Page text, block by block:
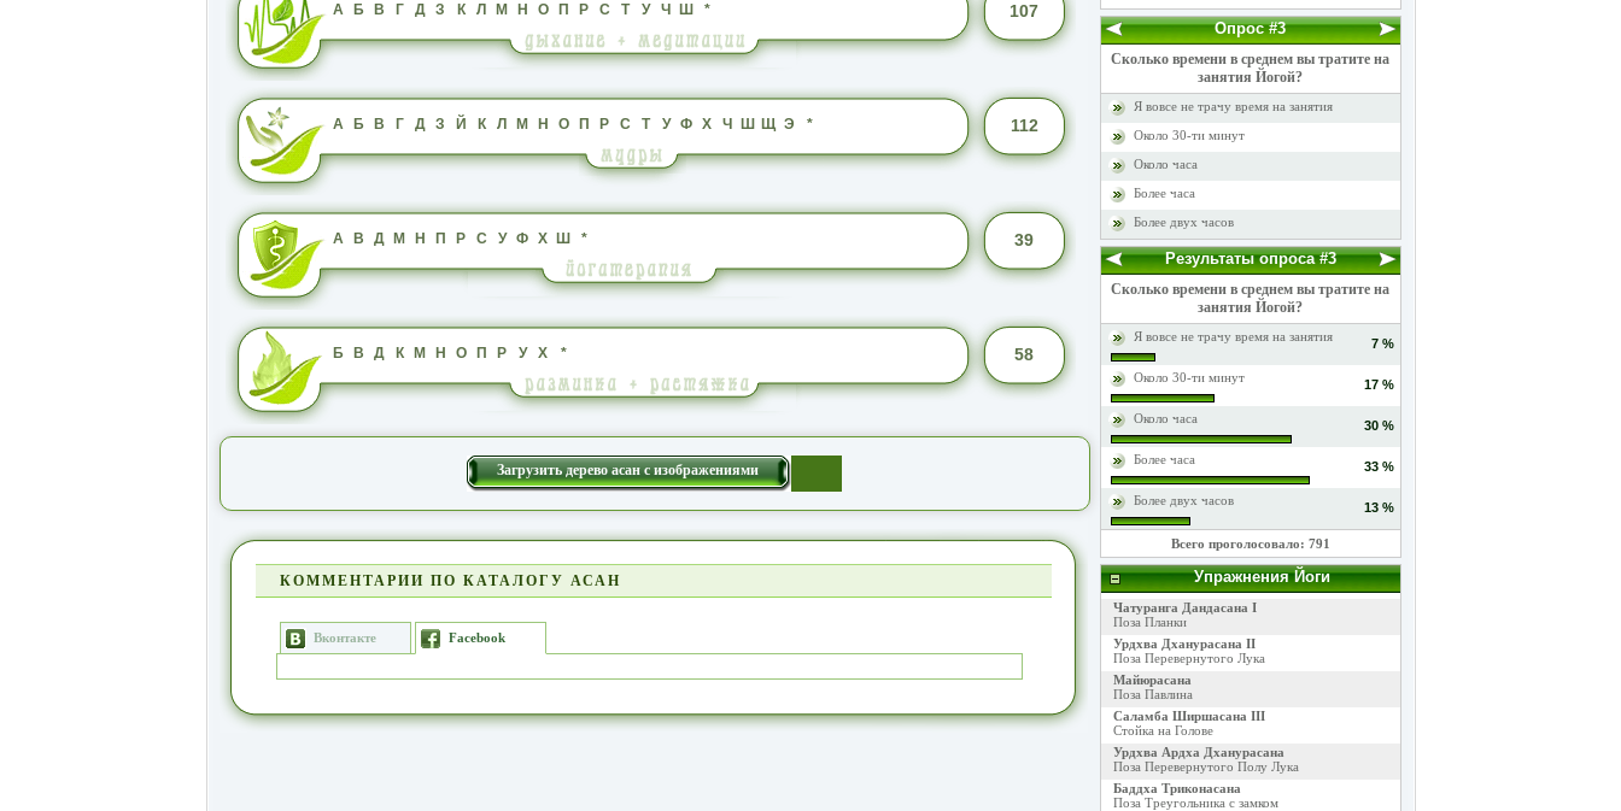
А Б В Г Д З К Л М Н О П Р С Т У Ч Ш * 107
А Б В Г Д З Й К Л М Н О П Р С Т У Ф Х Ч Ш Щ Э * 112
А В Д М Н П Р С У Ф Х Ш * 39
Б В Д К М Н О П Р У Х * 58
Загрузить дерево асан с изображениями
КОММЕНТАРИИ ПО КАТАЛОГУ АСАН
Вконтакте Facebook
Опрос #3
Сколько времени в среднем вы тратите на
занятия Йогой?
Я вовсе не трачу время на занятия
Около 30-ти минут
Около часа
Более часа
Более двух часов
Результаты опроса #3
Сколько времени в среднем вы тратите на
занятия Йогой?
Я вовсе не трачу время на занятия 7 %
Около 30-ти минут 17 %
Около часа 30 %
Более часа 33 %
Более двух часов 13 %
Всего проголосовало: 791
Упражнения Йоги
Чатуранга Дандасана I
Поза Планки
Урдхва Дханурасана II
Поза Перевернутого Лука
Майюрасана
Поза Павлина
Саламба Ширшасана III
Стойка на Голове
Урдхва Ардха Дханурасана
Поза Перевернутого Полу Лука
Баддха Триконасана
Поза Треугольника с замком